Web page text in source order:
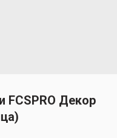
FCSPRO Декор